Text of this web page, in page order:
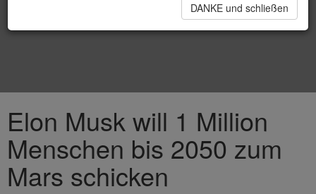
Elon Musk will 1 Million
Menschen bis 2050 zum
Mars schicken
DANKE und schließen